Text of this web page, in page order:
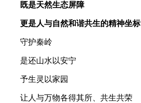
既是天然生态屏障
更是人与自然和谐共生的精神坐标
守护秦岭
是还山水以安宁
予生灵以家园
让人与万物各得其所、共生共荣